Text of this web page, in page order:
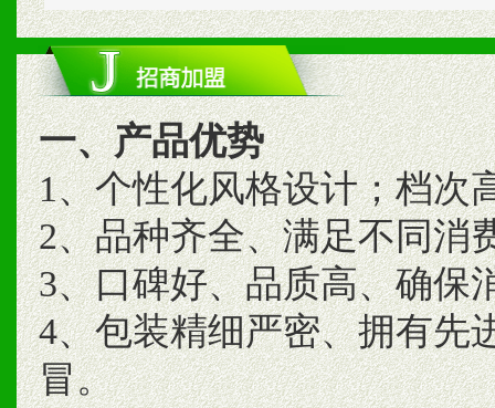
一、产品优势
1、个性化风格设计；档次
2、品种齐全、满足不同消
3、口碑好、品质高、确保
4、包装精细严密、拥有先
冒。